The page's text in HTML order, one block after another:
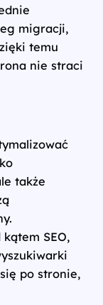
migracji,
temu
nie straci
także
SEO,
po stronie,